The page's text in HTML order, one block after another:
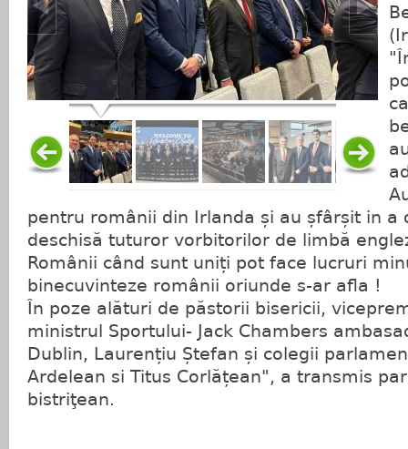
pentru românii din Irlanda și au șfârșit in a
deschisă tuturor vorbitorilor de limbă
Românii când sunt uniți pot face lucruri
binecuvinteze românii oriunde s-ar afla !
În poze alături de păstorii bisericii,
ministrul Sportului- Jack Chambers
Dublin, Laurențiu Ștefan și colegii
Ardelean si Titus Corlățean", a transmis
bistriţean.